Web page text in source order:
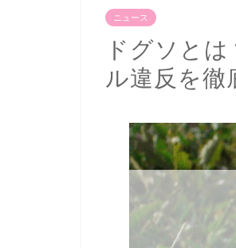
ニュース
ドグソと
ル違反を徹